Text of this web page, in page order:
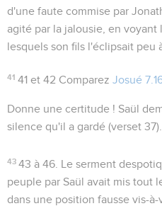
d'une faute commise par
agité par la jalousie, en voyant
lesquels son fils l'éclipsait peu
41 41 et 42 ComparezJosué
Donne une certitude ! Saül
silence qu'il a gardé (verset 37).
43 43 à 46 . Le serment
peuple par Saül avait mis tout
dans une position fausse vis-